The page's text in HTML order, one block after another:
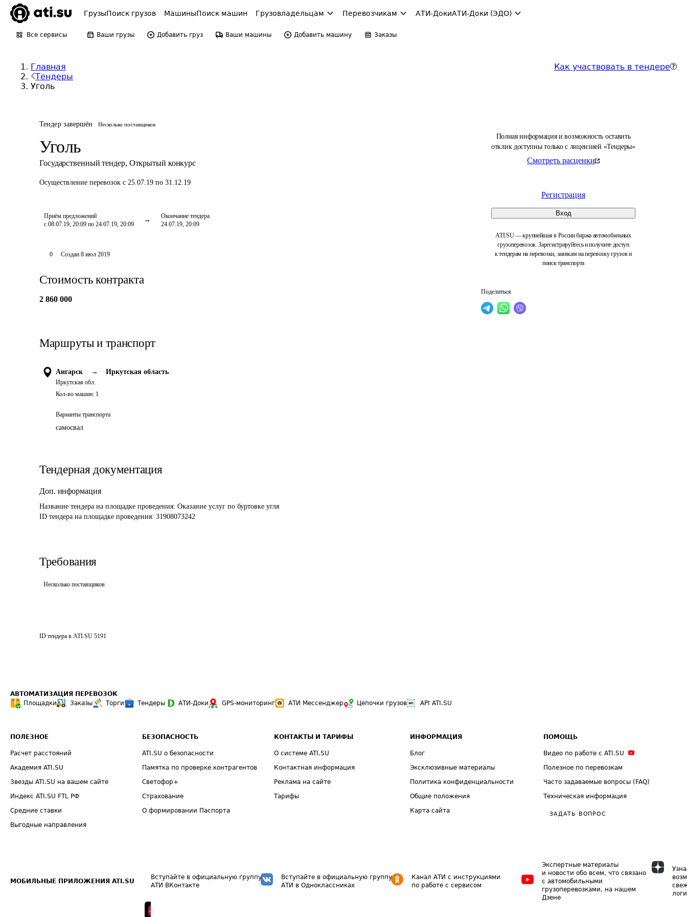
ГрузыПоиск грузов МашиныПоиск машин Грузовладельцам Перевозчикам АТИ-ДокиАТИ-Доки (ЭДО)
Все сервисы Ваши грузы Добавить груз Ваши машины Добавить машину Заказы
Главная
Тендеры
Уголь
Как участвовать в тендере
Тендер завершён Несколько поставщиков
Уголь
Государственный тендер, Открытый конкурс
Осуществление перевозок с 25.07.19 по 31.12.19
Приём предложений
с 08.07.19, 20:09 по 24.07.19, 20:09
Окончание тендера
24.07.19, 20:09
Полная информация и возможность оставить
отклик доступны только с лицензией «Тендеры»
Смотреть расценки
Регистрация
Вход
ATI.SU — крупнейшая в России биржа автомобильных
грузоперевозок. Зарегистрируйтесь и получите доступ
к тендерам на перевозки, заявкам на перевозку грузов и
поиск транспорта
Поделиться
0 Создан 8 июл 2019
Стоимость контракта
2 860 000
Маршруты и транспорт
Ангарск →
Иркутская обл.
Иркутская область
Кол-во машин: 1
Варианты транспорта
самосвал
Тендерная документация
Доп. информация
Название тендера на площадке проведения: Оказание услуг по буртовке угля
ID тендера на площадке проведения: 31908073242
Требования
Несколько поставщиков
ID тендера в ATI.SU 5191
АВТОМАТИЗАЦИЯ ПЕРЕВОЗОК
Площадки
Заказы Торги Тендеры АТИ-Доки GPS-мониторинг АТИ Мессенджер Цепочки грузов API ATI.SU
ПОЛЕЗНОЕ
Расчет расстояний
Академия ATI.SU
Звезды ATI.SU на вашем сайте
Индекс ATI.SU FTL РФ
Средние ставки
Выгодные направления
БЕЗОПАСНОСТЬ
ATI.SU о безопасности
Памятка по проверке контрагентов
Светофор+
Страхование
О формировании Паспорта
КОНТАКТЫ И ТАРИФЫ
О системе ATI.SU
Контактная информация
Реклама на сайте
Тарифы
ИНФОРМАЦИЯ
Блог
Эксклюзивные материалы
Политика конфиденциальности
Общие положения
Карта сайта
ПОМОЩЬ
Видео по работе с ATI.SU
Полезное по перевозкам
Часто задаваемые вопросы (FAQ)
Техническая информация
ЗАДАТЬ ВОПРОС
МОБИЛЬНЫЕ ПРИЛОЖЕНИЯ ATI.SU
Вступайте в официальную группу
АТИ ВКонтакте
Вступайте в официальную группу
АТИ в Одноклассниках
Канал АТИ с инструкциями
по работе с сервисом
Экспертные материалы
и новости обо всем, что связано
с автомобильными
грузоперевозками, на нашем
Дзене